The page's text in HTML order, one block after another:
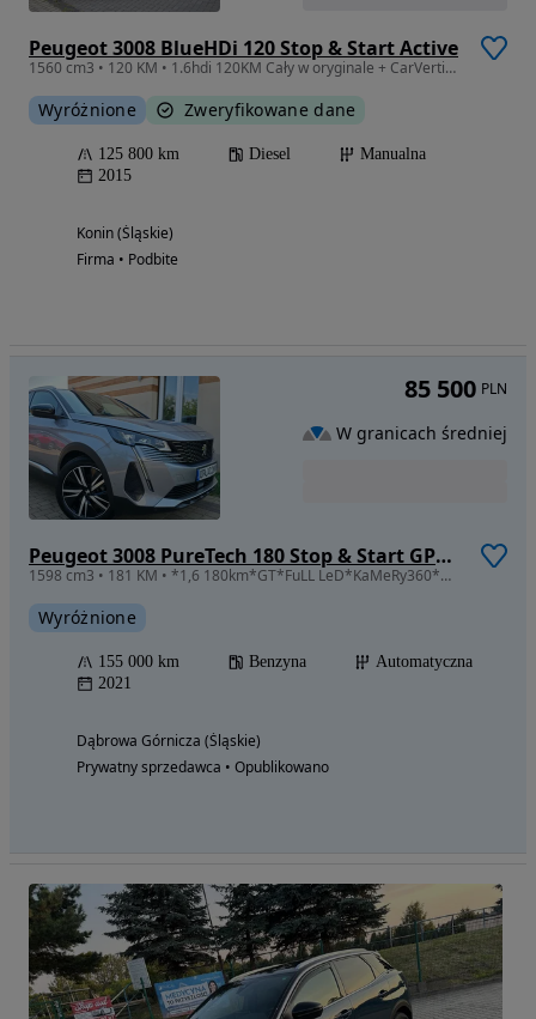
Peugeot 3008 BlueHDi 120 Stop & Start Active
1560 cm3 • 120 KM • 1.6hdi 120KM Cały w oryginale + CarVertical + REJ. PL
Wyróżnione Zweryfikowane dane
125 800 km Diesel
Manualna
2015
Konin (Śląskie)
Firma • Podbite
Peugeot 3008 PureTech 180 Stop & Start GPF EAT8 GT
1598 cm3 • 181 KM • *1,6 180km*GT*FuLL LeD*KaMeRy360*MaSaŻe*FoCaL*OpŁaCoNy*
Wyróżnione
155 000 km Benzyna
Automatyczna
2021
Dąbrowa Górnicza (Śląskie)
Prywatny sprzedawca • Opublikowano
85 500 PLN
W granicach średniej